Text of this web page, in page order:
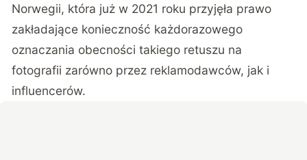
Norwegii, która już w 2021 roku przyjęła prawo
zakładające konieczność każdorazowego
oznaczania obecności takiego retuszu na
fotografii zarówno przez reklamodawców, jak i
influencerów.